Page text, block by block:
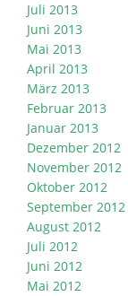
Juli 2013
Juni 2013
Mai 2013
April 2013
März 2013
Februar 2013
Januar 2013
Dezember 2012
November 2012
Oktober 2012
September 2012
August 2012
Juli 2012
Juni 2012
Mai 2012